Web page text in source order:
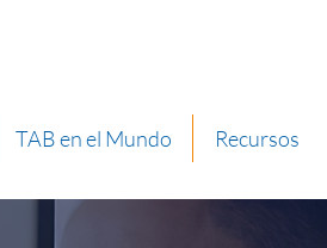
TAB en el Mundo Recursos